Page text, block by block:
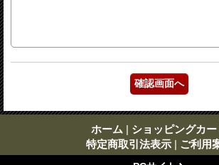
ホーム | ショッピングカー
特定商取引法表示 | ご利用